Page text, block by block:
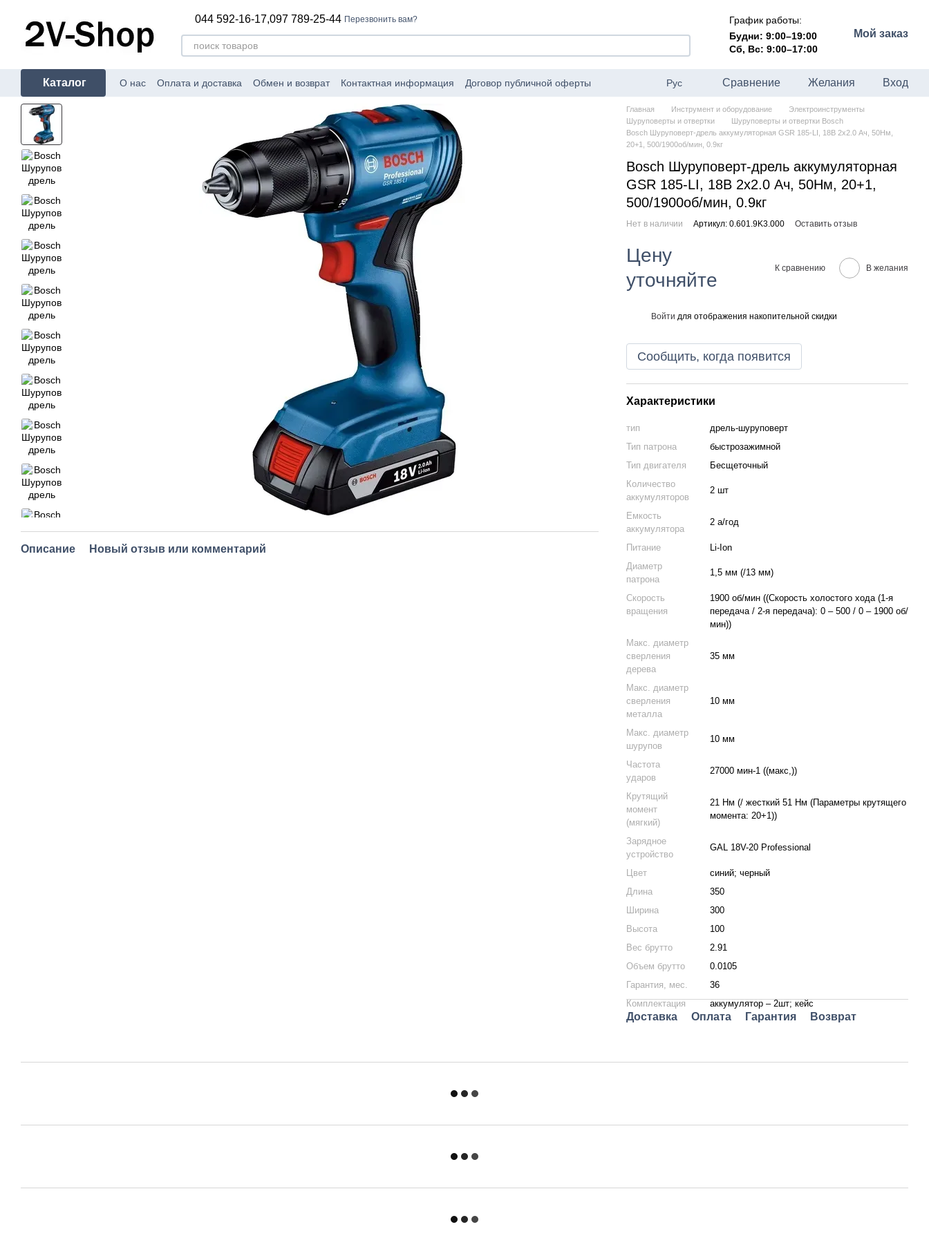
044 592-16-17,097 789-25-44 Перезвонить вам?
График работы:
Будни: 9:00–19:00
Сб, Вс: 9:00–17:00
Мой заказ
Каталог О нас Оплата и доставка Обмен и возврат Контактная информация Договор публичной оферты Рус Сравнение Желания Вход
Описание Новый отзыв или комментарий
Главная Инструмент и оборудование
Электроинструменты
Шуруповерты и отвертки
Шуруповерты и отвертки Bosch
Bosch Шуруповерт-дрель аккумуляторная GSR 185-LI, 18В 2х2.0 Ач, 50Нм,
20+1, 500/1900об/мин, 0.9кг
Bosch Шуруповерт-дрель аккумуляторная
GSR 185-LI, 18В 2х2.0 Ач, 50Нм, 20+1,
500/1900об/мин, 0.9кг
Нет в наличии Артикул: 0.601.9K3.000 Оставить отзыв
Цену
уточняйте
К сравнению В желания
Войти для отображения накопительной скидки
Сообщить, когда появится
Характеристики
тип
дрель-шуруповерт
Тип патрона
быстрозажимной
Тип двигателя
Бесщеточный
Количество
аккумуляторов
2 шт
Емкость
аккумулятора
2 а/год
Питание
Li-Ion
Диаметр
патрона
1,5 мм (/13 мм)
Скорость
вращения
1900 об/мин ((Скорость холостого хода (1-я
передача / 2-я передача): 0 – 500 / 0 – 1900 об/
мин))
Макс. диаметр
сверления
дерева
35 мм
Макс. диаметр
сверления
металла
10 мм
Макс. диаметр
шурупов
10 мм
Частота
ударов
27000 мин-1 ((макс,))
Крутящий
момент
(мягкий)
21 Нм (/ жесткий 51 Hм (Параметры крутящего
момента: 20+1))
Зарядное
устройство
GAL 18V-20 Professional
Цвет
синий; черный
Длина
350
Ширина
300
Высота
100
Вес брутто
2.91
Объем брутто
0.0105
Гарантия, мес.
36
Комплектация
аккумулятор – 2шт; кейс
Доставка Оплата Гарантия Возврат